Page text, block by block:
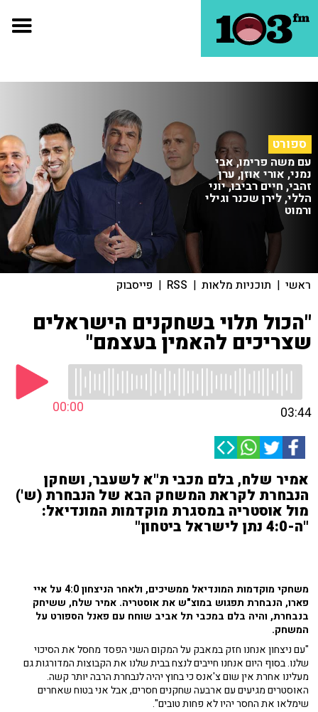
ספורט
עם משה פרימו, אבי
נמני, אורי אוזן, ערן
זהבי, חיים רביבו, יוני
הללי, לירן שכנר וגילי
ורמוט
ראשי | תוכניות מלאות |
RSS
| פייסבוק
"הכול תלוי בשחקנים הישראלים
שצריכים להאמין בעצמם"
00:00 03:44
אמיר שלח, בלם מכבי ת"א לשעבר, ושחקן
הנבחרת לקראת המשחק הבא של הנבחרת (ש')
מול אוסטריה במסגרת מוקדמות המונדיאל:
"ה-4:0 נתן לישראל ביטחון"
משחקי מוקדמות המונדיאל ממשיכים, ולאחר הניצחון 4:0 על איי
פארו, הנבחרת תפגוש במוצ"ש את אוסטריה. אמיר שלח, ששיחק
בנבחרת, והיה בלם במכבי תל אביב שוחח עם פאנל הספורט על
המשחק.
"עם ניצחון אנחנו חזק במאבק על המקום השני הפסד מחסל את הסיכוי
שלנו. בסוף היום אנחנו חייבים לנצח בבית שלנו את הקבוצות המדורגות גם
מעלינו אחרת אין שום צ'אנס כי בחוץ יהיה לנבחרת הרבה יותר קשה.
האוסטרים מגיעים עם ארבעה שחקנים חסרים, אבל אני בטוח שאחרים
שימלאו את החסר יהיו לא פחות טובים".